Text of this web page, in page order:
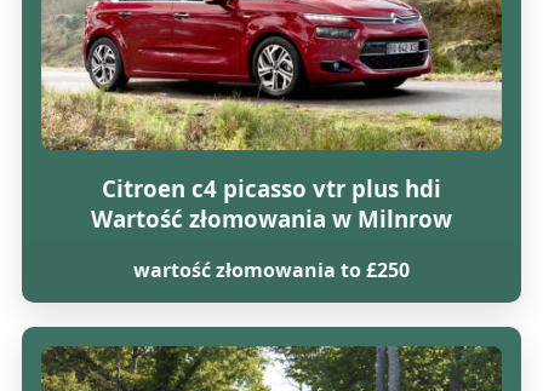
Citroen c4 picasso vtr plus hdi
Wartość złomowania w Milnrow
wartość złomowania to £250